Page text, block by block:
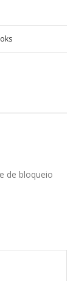
de bloqueio